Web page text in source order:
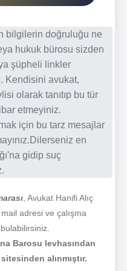
bilgilerin doğruluğu ne
hukuk bürosu sizden
şüpheli linkler
Kendisini avukat,
olarak tanıtıp bu tür
etmeyiniz.
için bu tarz mesajlar
en
gidip suç
, Avukat Hanifi Alıç
mail adresi ve çalışma
Barosu levhasından
alınmıştır.